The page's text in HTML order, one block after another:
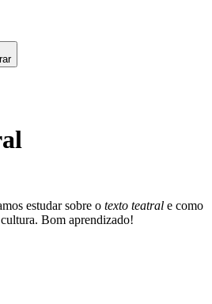
estudar sobre o texto teatral e como
Bom aprendizado!